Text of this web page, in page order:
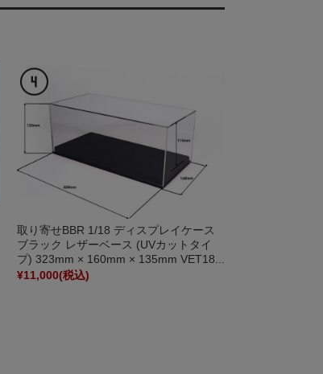
取り寄せBBR 1/18 ディスプレイケース
ブラック レザーベース (UVカットタイ
プ) 323mm × 160mm × 135mm VET18...
¥11,000(税込)